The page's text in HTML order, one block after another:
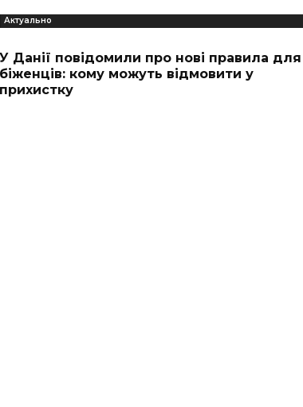
Актуально
У Данії повідомили про нові правила для
біженців: кому можуть відмовити у
прихистку